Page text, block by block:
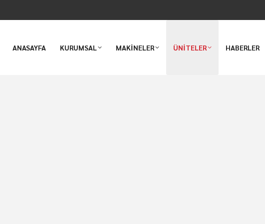
ANASAYFA KURUMSAL MAKİNELER ÜNİTELER HABERLER